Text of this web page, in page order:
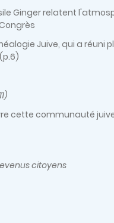
Ginger relatent
Juive, qui a réuni
cette communauté
citoyens